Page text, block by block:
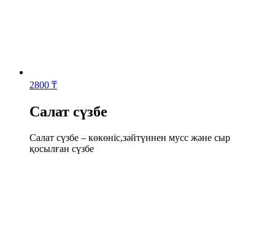
2800 ₸
Салат сүзбе
Салат сүзбе – көкөніс,зәйтүннен мусс және сыр
қосылған сүзбе